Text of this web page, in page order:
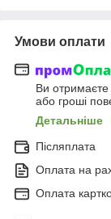
Умови оплати
Ви
або гроші
Детальніше
Післяплата
Оплата на
Оплата